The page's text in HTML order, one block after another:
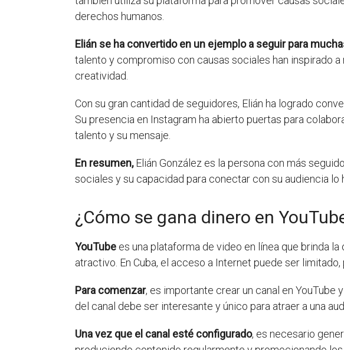
derechos humanos.
Elián se ha convertido en un ejemplo a seguir para
talento y compromiso con causas sociales han inspirado
creatividad.
Con su gran cantidad de seguidores, Elián ha logrado
Su presencia en Instagram ha abierto puertas para
talento y su mensaje.
En resumen,Elián González es la persona con más
sociales y su capacidad para conectar con su audiencia
¿Cómo se gana dinero en
YouTube es una plataforma de video en línea que brinda
atractivo. En Cuba, el acceso a Internet puede ser
Para comenzar, es importante crear un canal en
del canal debe ser interesante y único para atraer a una
Una vez que el canal esté configurado, es necesario